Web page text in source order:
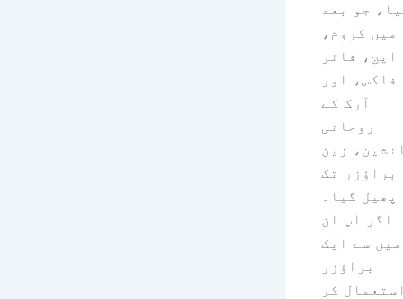
جو بعد
میں کروم،
ایج، فائر
فاکس، اور
آرک کے
روحانی
زین
براؤزر تک
پھیل گیا۔
اگر آپ ان
میں سے ایک
براؤزر
استعمال کر